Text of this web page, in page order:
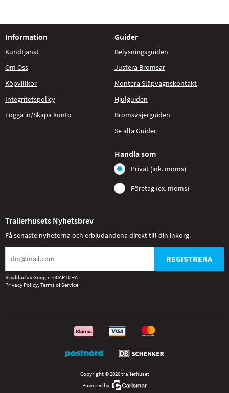
Information
Kundtjänst
Om Oss
Köpvillkor
Integritetspolicy
Logga in/Skapa konto
Guider
Belysningsguiden
Justera Bromsar
Montera Släpvagnskontakt
Hjulguiden
Bromsvajerguiden
Se alla Guider
Handla som
Privat (ink. moms)
Företag (ex. moms)
Trailerhusets Nyhetsbrev
Få senaste nyheterna och erbjudandena direkt till din inkorg.
REGISTRERA
Skyddad av Google reCAPTCHA
Privacy Policy, Terms of Service
Copyright © 2026 trailerhuset
Powered by